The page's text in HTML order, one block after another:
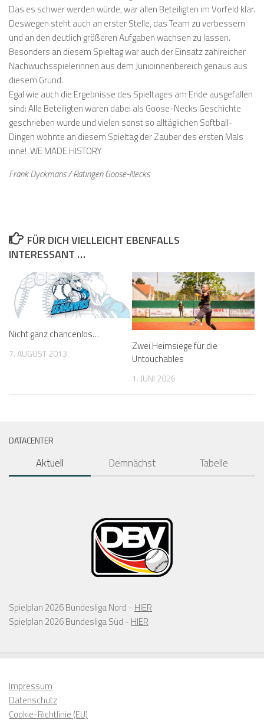
Das es schwer werden würde, war allen Beteiligten im Vorfeld klar.
Deswegen steht auch an erster Stelle, das Team zu verbessern
und an den deutlich größeren Aufgaben wachsen zu lassen.
Besonders an diesem Spieltag war auch der Einsatz zahlreicher
Nachwuchsspielerinnen aus dem Junioinnenbereich genaus aus
diesem Grund.
Egal wie auch die Ergebnisse des Spieltages am Ende ausgefallen
sind: Alle Beteiligten waren dabei als Goose-Necks Geschichte
geschrieben wurde und vielen sonst so alltäglichen Softball-
Dingen wohnte an diesem Spieltag der Zauber des ersten Mals
inne! WE MADE HISTORY
Frank Dyckmans / Ratingen Goose-Necks
FÜR DICH VIELLEICHT EBENFALLS
INTERESSANT …
Nicht ganz chancenlos…
7. AUGUST 2013
Zwei Heimsiege für die
Untouchables
1. JUNI 2026
DATACENTER
Aktuell Demnächst Tabelle
Spielplan 2026 Bundesliga Nord - HIER
Spielplan 2026 Bundesliga Süd - HIER
Impressum
Datenschutz
Cookie-Richtlinie (EU)